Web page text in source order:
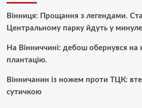
Вінниця: Прощання з легендами.
Центральному парку йдуть у
На Вінниччині: дебош обернувся на
плантацію.
Вінничанин із ножем проти ТЦК:
сутичкою